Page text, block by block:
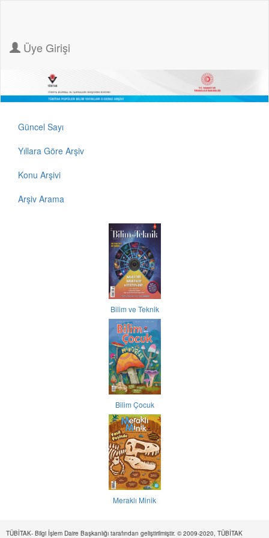
Üye Girişi
Güncel Sayı
Yıllara Göre Arşiv
Konu Arşivi
Arşiv Arama
Bilim ve Teknik
Bilim Çocuk
Meraklı Minik
TÜBİTAK- Bilgi İşlem Daire Başkanlığı tarafından geliştirilmiştir. © 2009-2020, TÜBİTAK